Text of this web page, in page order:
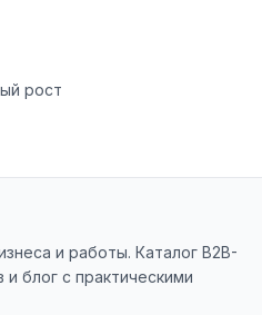
в доработке.
связи.
ToolFox — буду
о сайте в
и
🚀
рост
и работы. Каталог B2B-
и блог с практическими